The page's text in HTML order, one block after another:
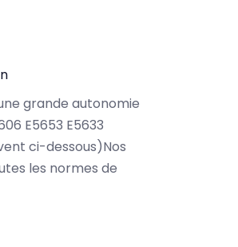
grande autonomie
E5653 E5633
ci-dessous)Nos
les normes de